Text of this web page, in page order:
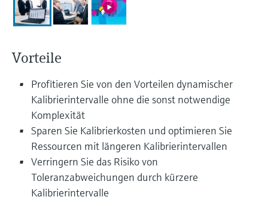
Device Viewer
Ersatzteile anhand von Produktwurzel,
Bestellcode oder Seriennummer finden
Füllstandsmessung
Analysatoren für Härte, Eisen,
Aluminium & Chromat
Prozessphotometer
Mikrowellentransmission
Memosens-Technologie
Alle ansehen
Vorteile
Profitieren Sie von den Vorteilen dynamischer
Kalibrierintervalle ohne die sonst notwendige
Komplexität
Sparen Sie Kalibrierkosten und optimieren Sie
Ressourcen mit längeren Kalibrierintervallen
Verringern Sie das Risiko von
Toleranzabweichungen durch kürzere
Kalibrierintervalle